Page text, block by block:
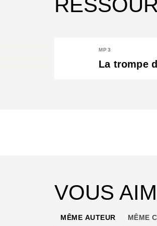
MP3
La trompe
VOUS
MÊME AUTEUR MÊME